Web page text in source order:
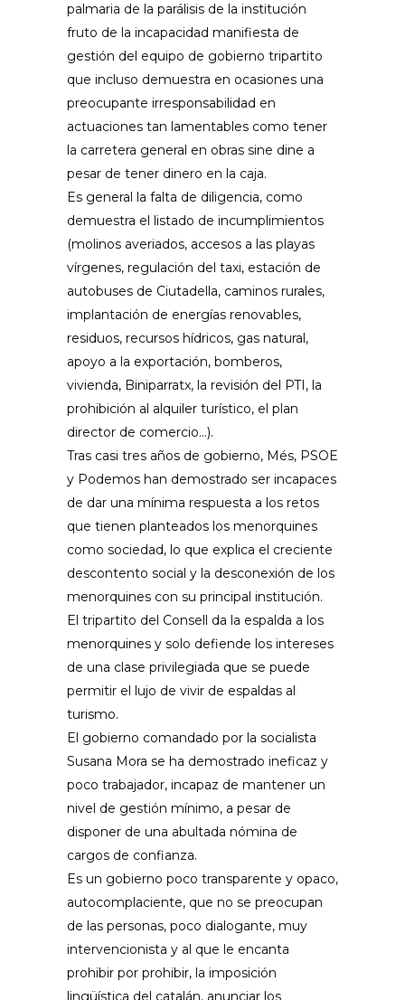
palmaria de la parálisis de la institución
fruto de la incapacidad manifiesta de
gestión del equipo de gobierno tripartito
que incluso demuestra en ocasiones una
preocupante irresponsabilidad en
actuaciones tan lamentables como tener
la carretera general en obras sine dine a
pesar de tener dinero en la caja.
Es general la falta de diligencia, como
demuestra el listado de incumplimientos
(molinos averiados, accesos a las playas
vírgenes, regulación del taxi, estación de
autobuses de Ciutadella, caminos rurales,
implantación de energías renovables,
residuos, recursos hídricos, gas natural,
apoyo a la exportación, bomberos,
vivienda, Biniparratx, la revisión del PTI, la
prohibición al alquiler turístico, el plan
director de comercio…).
Tras casi tres años de gobierno, Més, PSOE
y Podemos han demostrado ser incapaces
de dar una mínima respuesta a los retos
que tienen planteados los menorquines
como sociedad, lo que explica el creciente
descontento social y la desconexión de los
menorquines con su principal institución.
El tripartito del Consell da la espalda a los
menorquines y solo defiende los intereses
de una clase privilegiada que se puede
permitir el lujo de vivir de espaldas al
turismo.
El gobierno comandado por la socialista
Susana Mora se ha demostrado ineficaz y
poco trabajador, incapaz de mantener un
nivel de gestión mínimo, a pesar de
disponer de una abultada nómina de
cargos de confianza.
Es un gobierno poco transparente y opaco,
autocomplaciente, que no se preocupan
de las personas, poco dialogante, muy
intervencionista y al que le encanta
prohibir por prohibir, la imposición
lingüística del catalán, anunciar los